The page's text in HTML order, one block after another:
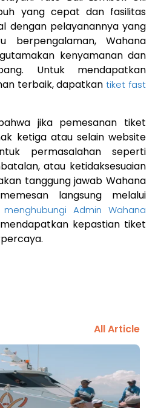
yang cepat dan fasilitas
dengan pelayanannya yang
berpengalaman, Wahana
kenyamanan dan
Untuk mendapatkan
terbaik, dapatkantiket fast
jika pemesanan tiket
ketiga atau selain website
permasalahan seperti
atau ketidaksesuaian
tanggung jawab Wahana
langsung melalui
menghubungi Admin Wahana
kepastian tiket
All Article